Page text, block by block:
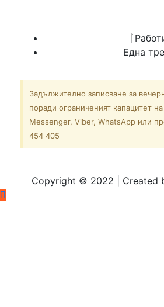
Една
Задължително записване за
поради ограниченият капацитет на
Messenger, Viber, WhatsApp или
454 405
Copyright © 2022 | Created